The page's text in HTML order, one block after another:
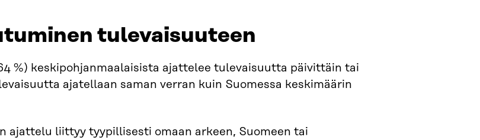
tulevaisuuteen​
%) keskipohjanmaalaisista ajattelee tulevaisuutta päivittäin tai
ajatellaan saman verran kuin Suomessa keskimäärin
ajattelu liittyy tyypillisesti omaan arkeen, Suomeen tai